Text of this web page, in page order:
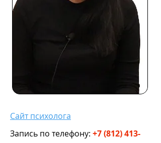
Сайт психолога
Запись по телефону: +7 (812) 413-